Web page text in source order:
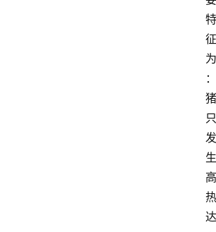
特
征
为
：
猪
只
发
生
高
热
达